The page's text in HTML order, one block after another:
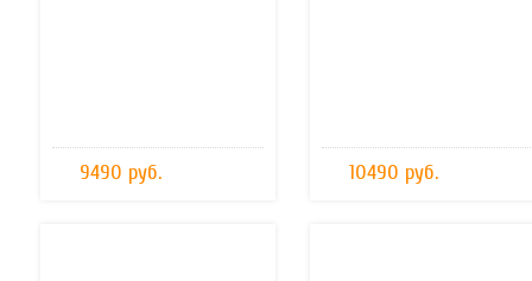
9490 руб. 10490 руб.